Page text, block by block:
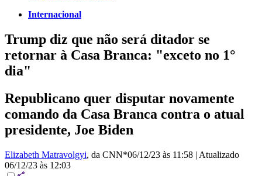
Internacional
Trump diz que não será ditador se
retornar à Casa Branca: "exceto no 1°
dia"
Republicano quer disputar novamente
comando da Casa Branca contra o atual
presidente, Joe Biden
Elizabeth Matravolgyi, da CNN*06/12/23 às 11:58 | Atualizado
06/12/23 às 12:03